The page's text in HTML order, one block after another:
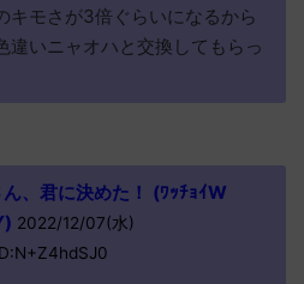
キモさが3倍ぐらいになるから
違いニャオハと交換してもらっ
、君に決めた！ (ﾜｯﾁｮｲW
2022/12/07(水)